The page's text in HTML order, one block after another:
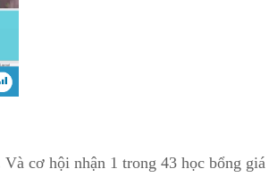
Và cơ hội nhận 1 trong 43 học bổng